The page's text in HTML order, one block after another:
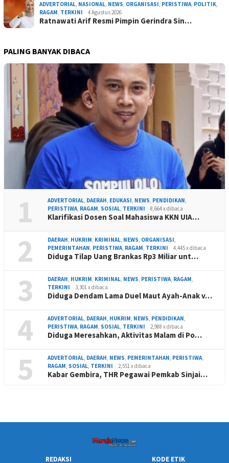
ADVERTORIAL, NASIONAL, NEWS, ORGANISASI, PERISTIWA, POLITIK,
RAGAM, TERKINI 4 Agustus 2026
Ratnawati Arif Resmi Pimpin Gerindra Sin…
PALING BANYAK DIBACA
1 ADVERTORIAL, DAERAH, EDUKASI, NEWS, PENDIDIKAN,
PERISTIWA, RAGAM, SOSIAL, TERKINI 8,664 x dibaca
Klarifikasi Dosen Soal Mahasiswa KKN UIA…
2 DAERAH, HUKRIM, KRIMINAL, NEWS, ORGANISASI,
PEMERINTAHAN, PERISTIWA, RAGAM, TERKINI 4,445 x dibaca
Diduga Tilap Uang Brankas Rp3 Miliar unt…
3 DAERAH, HUKRIM, KRIMINAL, NEWS, PERISTIWA, RAGAM,
TERKINI
3,301 x dibaca
Diduga Dendam Lama Duel Maut Ayah-Anak v…
4 ADVERTORIAL, DAERAH, HUKRIM, NEWS, PENDIDIKAN,
PERISTIWA, RAGAM, SOSIAL, TERKINI 2,988 x dibaca
Diduga Meresahkan, Aktivitas Malam di Po…
5 ADVERTORIAL, DAERAH, NEWS, PEMERINTAHAN, PERISTIWA,
RAGAM, SOSIAL, TERKINI 2,551 x dibaca
Kabar Gembira, THR Pegawai Pemkab Sinjai…
REDAKSI KODE ETIK